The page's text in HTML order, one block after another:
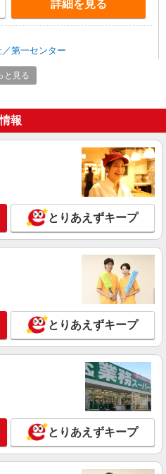
収入補償：月収10万円（3ヶ月間、
） 収入保障期間：3か月
詳細を見る
第一センター
ッフ
来高制 月収100,000円〜（平均収
談 ◆働き方を選べるお仕事です ≪
地で異なる ［1］週5日間 9：00〜
10万円 ［2］週4日間 9：00〜15：
円 ◆研修制度と収入補償で、初め
※収入補償：月収10万円（3ヶ月間、
） 収入保障期間：3か月
ター】第一 広島県広島市中区広瀬
詳細を見る
と見る
報
とりあえずキープ
とりあえずキープ
とりあえずキープ